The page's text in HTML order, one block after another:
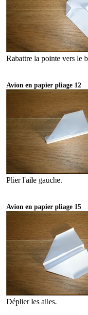
Rabattre la pointe vers le
Avion en papier pliage 12
Plier l'aile gauche.
Avion en papier pliage 15
Déplier les ailes.